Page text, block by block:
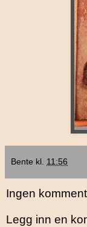
Bente kl. 11:56
Ingen
Legg inn en